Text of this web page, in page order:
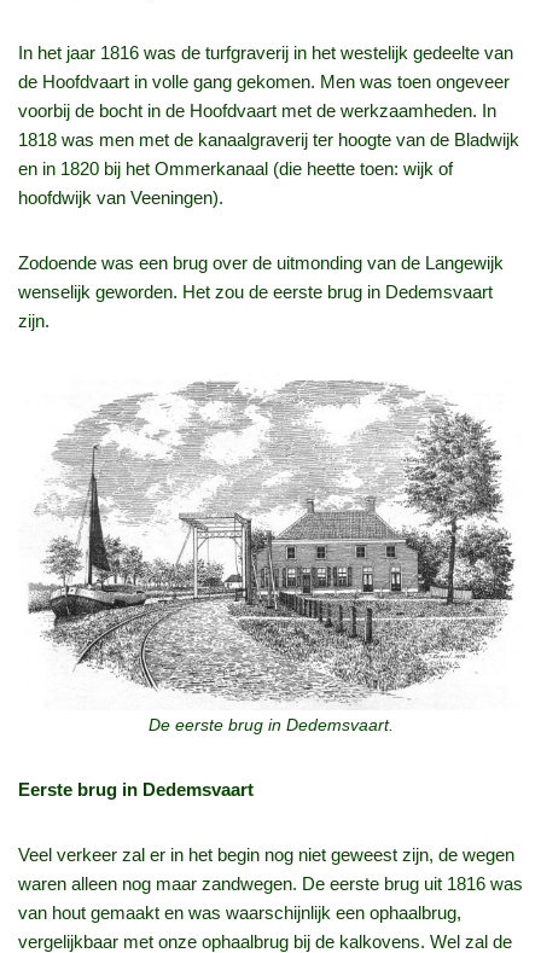
In het jaar 1816 was de turfgraverij in het westelijk gedeelte van
de Hoofdvaart in volle gang gekomen. Men was toen ongeveer
voorbij de bocht in de Hoofdvaart met de werkzaamheden. In
1818 was men met de kanaalgraverij ter hoogte van de Bladwijk
en in 1820 bij het Ommerkanaal (die heette toen: wijk of
hoofdwijk van Veeningen).
Zodoende was een brug over de uitmonding van de Langewijk
wenselijk geworden. Het zou de eerste brug in Dedemsvaart
zijn.
De eerste brug in Dedemsvaart.
Eerste brug in Dedemsvaart
Veel verkeer zal er in het begin nog niet geweest zijn, de wegen
waren alleen nog maar zandwegen. De eerste brug uit 1816 was
van hout gemaakt en was waarschijnlijk een ophaalbrug,
vergelijkbaar met onze ophaalbrug bij de kalkovens. Wel zal de